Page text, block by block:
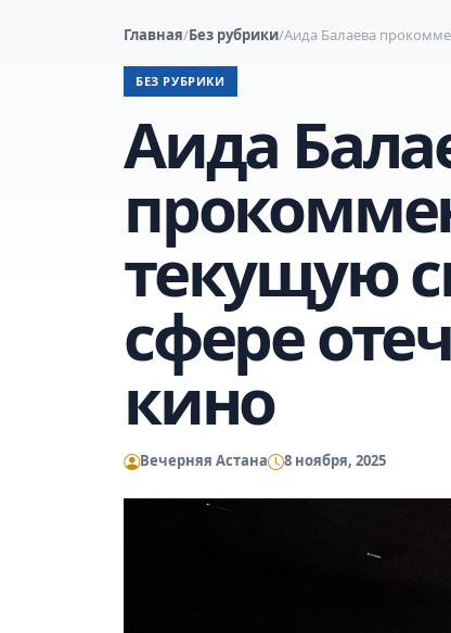
Главная/Без рубрики/Аида Балаева
БЕЗ РУБРИКИ
Аида
текущую
сфере
кино
Вечерняя Астана 8 ноября, 2025